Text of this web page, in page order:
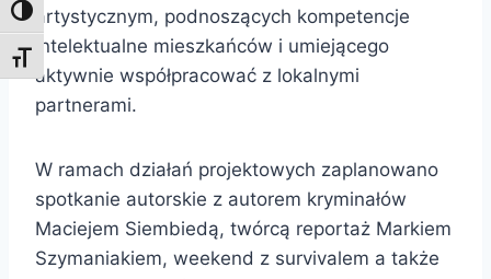
Toggle High Contrast
Toggle Font size
artystycznym, podnoszących kompetencje
intelektualne mieszkańców i umiejącego
aktywnie współpracować z lokalnymi
partnerami.
W ramach działań projektowych zaplanowano
spotkanie autorskie z autorem kryminałów
Maciejem Siembiedą, twórcą reportaż Markiem
Szymaniakiem, weekend z survivalem a także